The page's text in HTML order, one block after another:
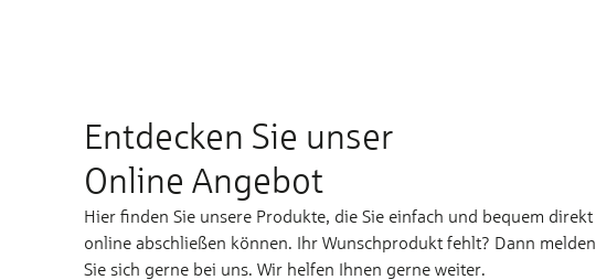
Entdecken Sie unser
Online Angebot
Hier finden Sie unsere Produkte, die Sie einfach und bequem direkt
online abschließen können. Ihr Wunschprodukt fehlt? Dann melden
Sie sich gerne bei uns. Wir helfen Ihnen gerne weiter.